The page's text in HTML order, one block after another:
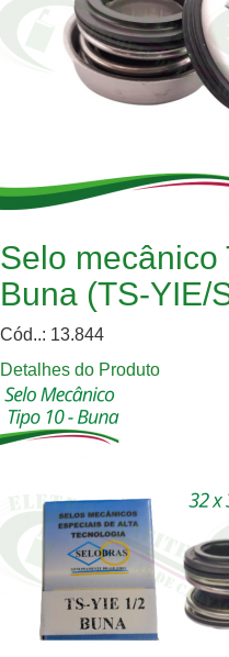
Selo mecânico
Buna (TS-YIE/
Cód..: 13.844
Detalhes do Produto